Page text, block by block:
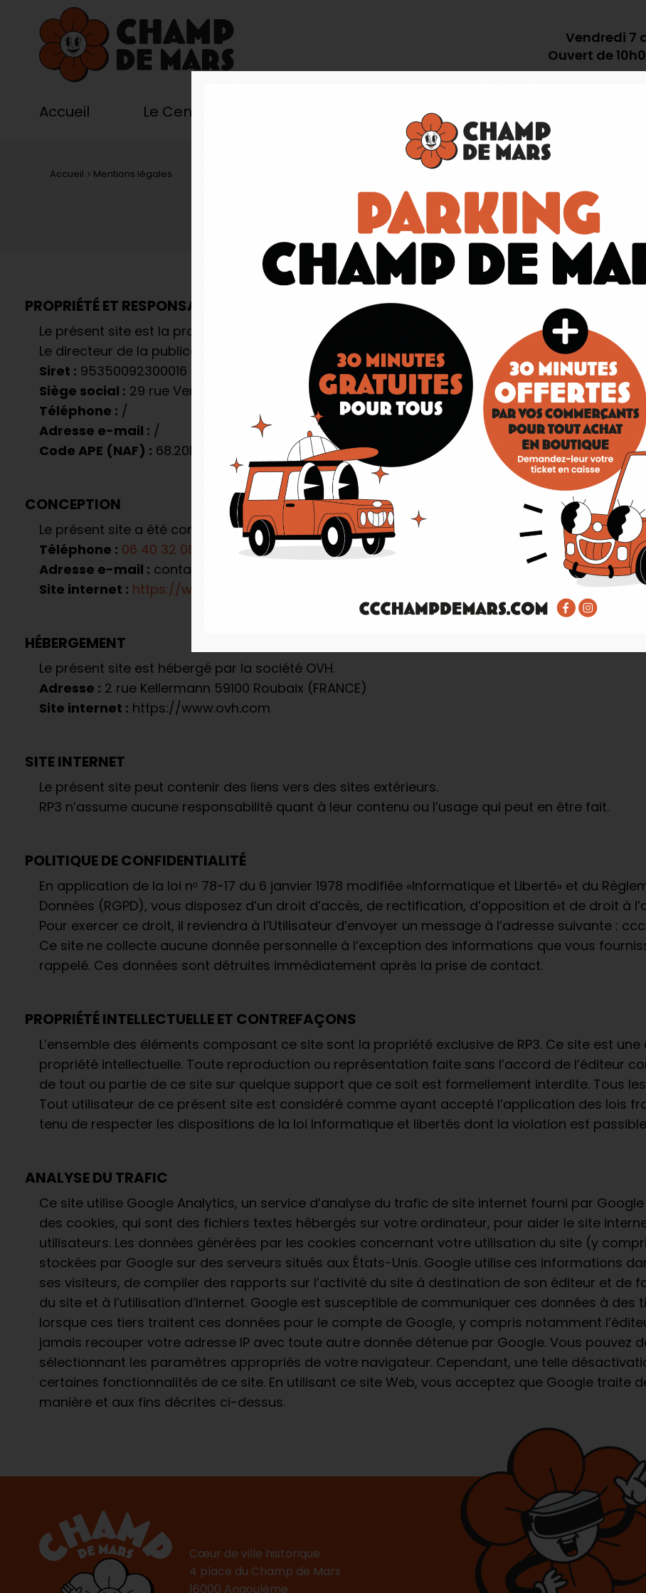
Vendredi 7
Ouvert de
Accueil Le Centre Nos actus
Accueil Mentions légales
Mentions légales
PROPRIÉTÉ ET RESPONSABILITÉ ÉDITORIALE
Le présent site est la propriété de RP3 (FRANCE).
Le directeur de la publication du présent site est RP3.
Siret : 95350092300016
Siège social : 29 rue Vernet 75008 PARIS
Téléphone : /
Adresse e-mail : /
Code APE (NAF) : 68.20B
CONCEPTION
Le présent site a été conçu et designé par Reverb.
Téléphone : 06 40 32 08 84
Adresse e-mail : contact@agence-reverb.fr
Site internet : https://www.agence-reverb.fr/
HÉBERGEMENT
Le présent site est hébergé par la société OVH.
Adresse : 2 rue Kellermann 59100 Roubaix (FRANCE)
Site internet : https://www.ovh.com
SITE INTERNET
Le présent site peut contenir des liens vers des sites extérieurs.
RP3 n’assume aucune responsabilité quant à leur contenu ou l’usage qui peut en être fait.
POLITIQUE DE CONFIDENTIALITÉ
En application de la loi nᵒ 78-17 du 6 janvier 1978 modifiée «Informatique et Liberté» et du
Données (RGPD), vous disposez d’un droit d’accès, de rectification, d’opposition et de droit à
Pour exercer ce droit, il reviendra à l’Utilisateur d’envoyer un message à l’adresse suivante :
Ce site ne collecte aucune donnée personnelle à l’exception des informations que vous
rappelé. Ces données sont détruites immédiatement après la prise de contact.
PROPRIÉTÉ INTELLECTUELLE ET CONTREFAÇONS
L’ensemble des éléments composant ce site sont la propriété exclusive de RP3. Ce site est
propriété intellectuelle. Toute reproduction ou représentation faite sans l’accord de l’éditeur
de tout ou partie de ce site sur quelque support que ce soit est formellement interdite. Tous
Tout utilisateur de ce présent site est considéré comme ayant accepté l’application des lois
tenu de respecter les dispositions de la loi Informatique et libertés dont la violation est
ANALYSE DU TRAFIC
Ce site utilise Google Analytics, un service d’analyse du trafic de site internet fourni par
des cookies, qui sont des fichiers textes hébergés sur votre ordinateur, pour aider le site
utilisateurs. Les données générées par les cookies concernant votre utilisation du site (y
stockées par Google sur des serveurs situés aux États-Unis. Google utilise ces informations
ses visiteurs, de compiler des rapports sur l’activité du site à destination de son éditeur et de
du site et à l’utilisation d’Internet. Google est susceptible de communiquer ces données à des
lorsque ces tiers traitent ces données pour le compte de Google, y compris notamment
jamais recouper votre adresse IP avec toute autre donnée détenue par Google. Vous pouvez
sélectionnant les paramètres appropriés de votre navigateur. Cependant, une telle
certaines fonctionnalités de ce site. En utilisant ce site Web, vous acceptez que Google traite
manière et aux fins décrites ci-dessus.
Cœur de ville historique
4 place du Champ de Mars
16000 Angoulême